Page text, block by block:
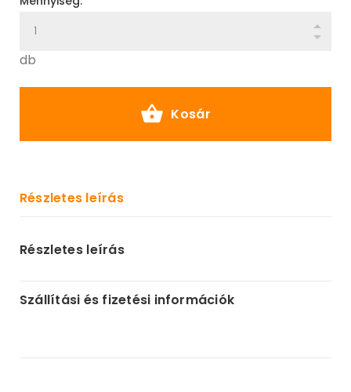
db
Kosár
Részletes leírás
Részletes leírás
Szállítási és fizetési információk